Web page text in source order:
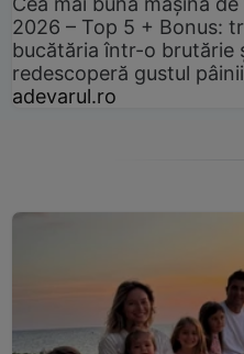
2026 – Top 5 + Bonus:
bucătăria într-o brutărie
redescoperă gustul
adevarul.ro